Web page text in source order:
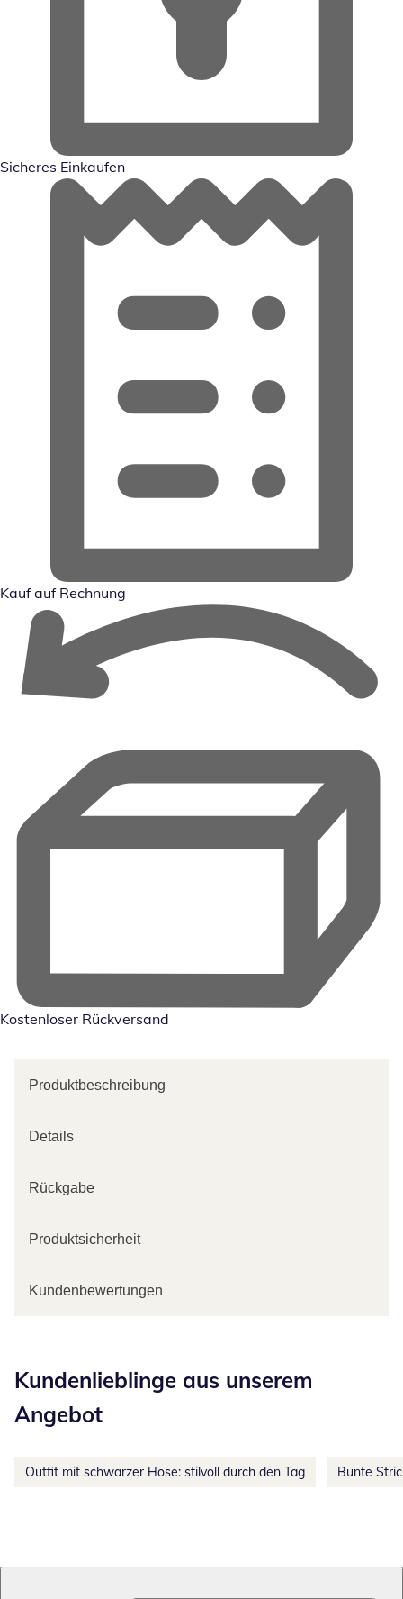
Sicheres Einkaufen
Kauf auf Rechnung
Kostenloser Rückversand
Produktbeschreibung
Details
Rückgabe
Produktsicherheit
Kundenbewertungen
Kundenlieblinge aus unserem
Angebot
Outfit mit schwarzer Hose: stilvoll durch den Tag Bunte